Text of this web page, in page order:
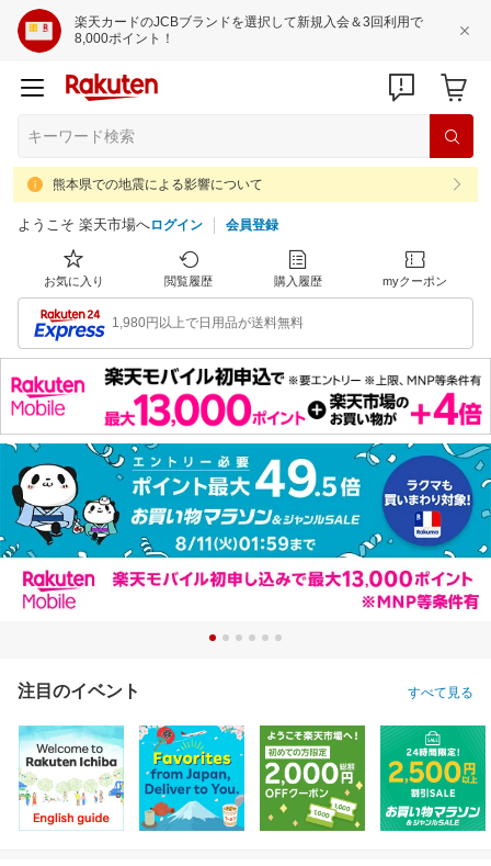
楽天カードのJCBブランドを選択して新規入会＆3回利用で
8,000ポイント！
熊本県での地震による影響について
ようこそ 楽天市場へログイン 会員登録
お気に入り 閲覧履歴 購入履歴 myクーポン
1,980円以上で日用品が送料無料
注目のイベント すべて見る